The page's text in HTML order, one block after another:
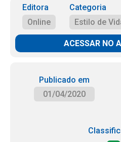
Editora
Online
Categoria
Estilo de
ACESSAR NO
Publicado em
01/04/2020